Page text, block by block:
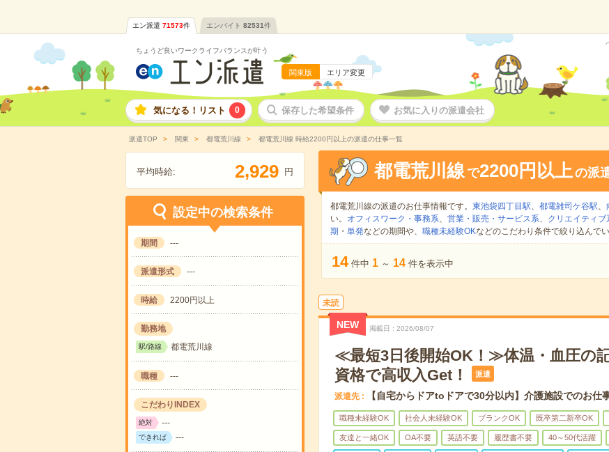
エン派遣 71573件 エンバイト 82531件
ちょうど良いワークライフバランスが叶う
関東版 エリア変更
気になる！リスト 0 保存した希望条件 お気に入りの派遣会社
派遣TOP 関東 都電荒川線 都電荒川線 時給2200円以上の派遣の仕事一覧
平均時給: 2,929 円
設定中の検索条件
期間 ---
派遣形式 ---
時給 2200円以上
勤務地
駅/路線 都電荒川線
職種 ---
こだわりINDEX
絶対 ---
できれば ---
都電荒川線 で2200円以上の派
都電荒川線の派遣のお仕事情報です。 東池袋四丁目駅、 都電雑司ケ谷駅、
い。
オフィスワーク・事務系、 営業・販売・サービス系、 クリエイティブ
期 ・ 単発などの期間や、 職種未経験OKなどのこだわり条件で絞り込んでい
14 件中 1 ～ 14 件を表示中
未読
NEW 掲載日 2026/08/07
≪最短3日後開始OK！≫体温・血圧の
資格で高収入Get！
派遣
派遣先 【自宅からドアtoドアで30分以内】介護施設でのお仕
職種未経験OK 社会人未経験OK ブランクOK 既卒第二新卒OK
友達と一緒OK OA不要 英語不要 履歴書不要 40～50代活躍